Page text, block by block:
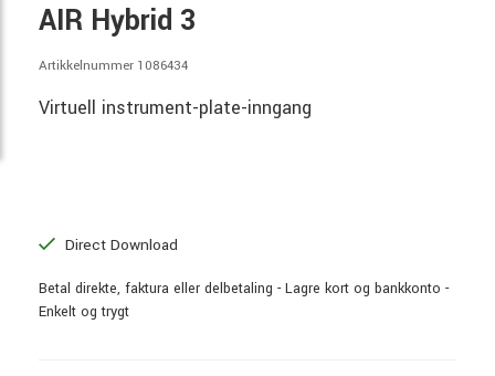
AIR Hybrid 3
Artikkelnummer 1086434
Virtuell instrument-plate-inngang
Direct Download
Betal direkte, faktura eller delbetaling - Lagre kort og bankkonto -
Enkelt og trygt